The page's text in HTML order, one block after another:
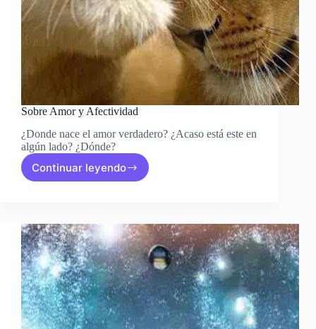
Sobre Amor y Afectividad
¿Donde nace el amor verdadero? ¿Acaso está este en
algún lado? ¿Dónde?
Continuar leyendo
Sobre